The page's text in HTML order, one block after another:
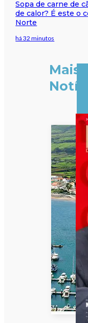
Sopa de carne de
de calor? É este o
Norte
há 32 minutos
Mais